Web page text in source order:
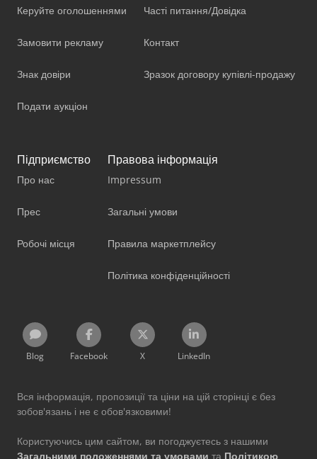
Керуйте оголошеннями
Замовити рекламу
Знак довіри
Подати аукціон
Часті питання/Довідка
Контакт
Зразок договору купівлі-продажу
Підприємство
Про нас
Прес
Робочі місця
Правова інформація
Impressum
Загальні умови
Правила маркетплейсу
Політика конфіденційності
Blog Facebook X LinkedIn
Вся інформація, пропозиції та ціни на цій сторінці є без
зобов'язань і не є обов'язковими!
Користуючись цим сайтом, ви погоджуєтесь з нашими
Загальними положеннями та умовами та Політикою